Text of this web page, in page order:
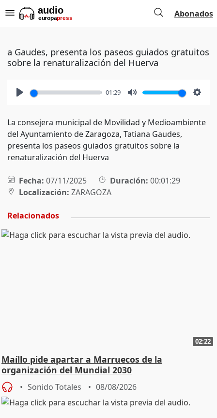
Abonados
a Gaudes, presenta los paseos guiados gratuitos
sobre la renaturalización del Huerva
01:29
La consejera municipal de Movilidad y Medioambiente
del Ayuntamiento de Zaragoza, Tatiana Gaudes,
presenta los paseos guiados gratuitos sobre la
renaturalización del Huerva
Fecha: 07/11/2025 Duración: 00:01:29
Localización: ZARAGOZA
Relacionados
02:22
Maíllo pide apartar a Marruecos de la
organización del Mundial 2030
Sonido Totales 08/08/2026